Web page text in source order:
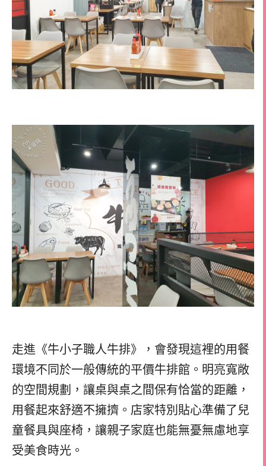
走進《牛小子職人牛排》，會發現這裡的用餐
環境不同於一般傳統的平價牛排館。明亮寬敞
的空間規劃，讓桌與桌之間保有恰當的距離，
用餐起來舒適不擁擠。店家特別貼心準備了兒
童餐具與座椅，讓親子家庭也能無憂無慮地享
受美食時光。